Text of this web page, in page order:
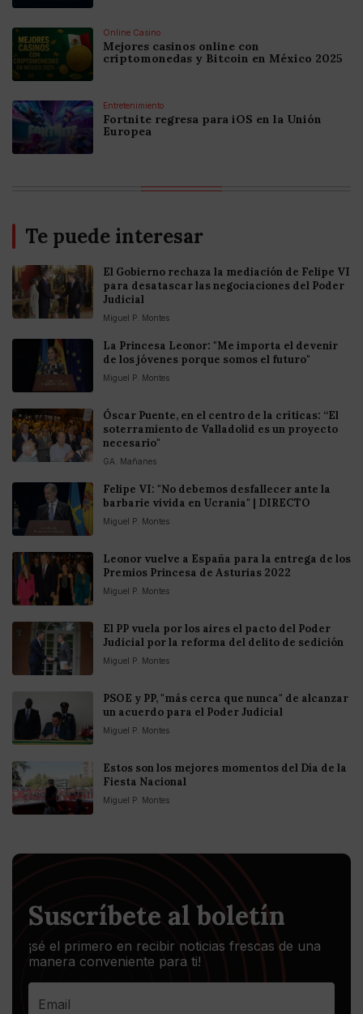
Online Casino
Mejores casinos online con
criptomonedas y Bitcoin en México 2025
Entretenimiento
Fortnite regresa para iOS en la Unión
Europea
Te puede interesar
El Gobierno rechaza la mediación de Felipe VI
para desatascar las negociaciones del Poder
Judicial
Miguel P. Montes
La Princesa Leonor: "Me importa el devenir
de los jóvenes porque somos el futuro"
Miguel P. Montes
Óscar Puente, en el centro de la críticas: “El
soterramiento de Valladolid es un proyecto
necesario"
GA. Mañanes
Felipe VI: "No debemos desfallecer ante la
barbarie vivida en Ucrania" | DIRECTO
Miguel P. Montes
Leonor vuelve a España para la entrega de los
Premios Princesa de Asturias 2022
Miguel P. Montes
El PP vuela por los aires el pacto del Poder
Judicial por la reforma del delito de sedición
Miguel P. Montes
PSOE y PP, "más cerca que nunca" de alcanzar
un acuerdo para el Poder Judicial
Miguel P. Montes
Estos son los mejores momentos del Día de la
Fiesta Nacional
Miguel P. Montes
Suscríbete al boletín
¡sé el primero en recibir noticias frescas de una
manera conveniente para ti!